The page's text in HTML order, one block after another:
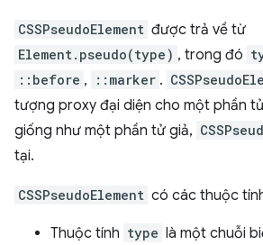
CSSPseudoElement được trả về từ
Element.pseudo(type) , trong đó
::before , ::marker .
tượng proxy đại diện cho một phần
giống như một phần tử giả,
tại.
CSSPseudoElement có các thuộc
Thuộc tính type là một chuỗi